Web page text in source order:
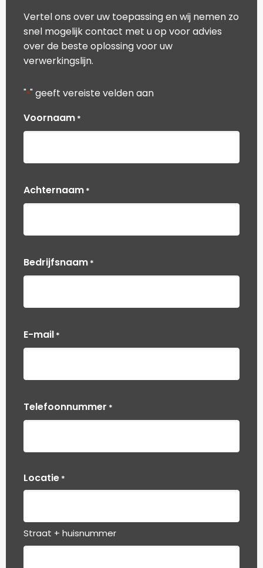
Vertel ons over uw toepassing en wij nemen zo
snel mogelijk contact met u op voor advies
over de beste oplossing voor uw
verwerkingslijn.
"*" geeft vereiste velden aan
Voornaam *
Achternaam *
Bedrijfsnaam *
E-mail *
Telefoonnummer *
Locatie *
Straat + huisnummer